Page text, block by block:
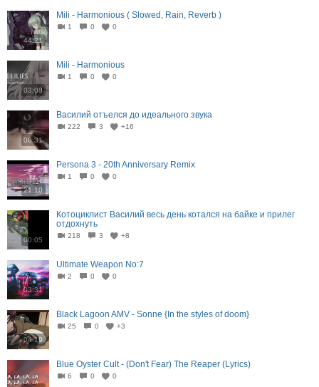
44:21
Mili - Harmonious ( Slowed, Rain, Reverb )
1 0 0
03:08
Mili - Harmonious
1 0 0
00:31
Василий отъелся до идеального звука
222 3 +16
21:10
Persona 3 - 20th Anniversary Remix
1 0 0
00:05
Котоциклист Василий весь день котался на байке и прилег
отдохнуть
218 3 +8
03:31
Ultimate Weapon No:7
2 0 0
04:19
Black Lagoon AMV - Sonne {In the styles of doom}
25 0 +3
Blue Oyster Cult - (Don't Fear) The Reaper (Lyrics)
6 0 0